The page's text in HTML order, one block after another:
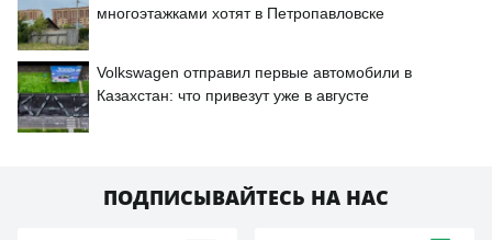
многоэтажками хотят в Петропавловске
Volkswagen отправил первые автомобили в
Казахстан: что привезут уже в августе
ПОДПИСЫВАЙТЕСЬ НА НАС